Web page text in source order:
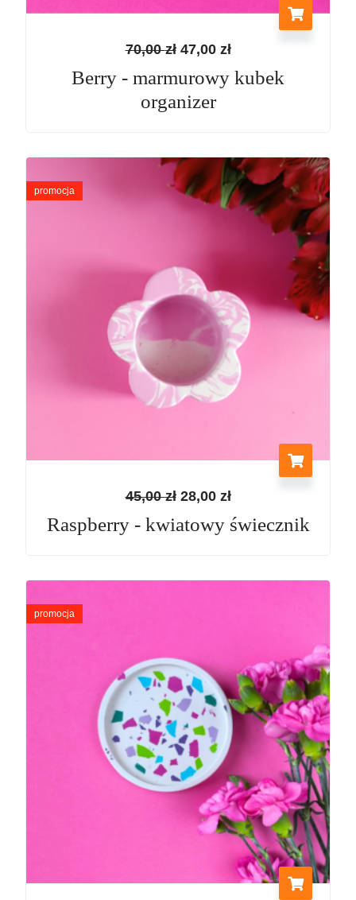
70,00zł 47,00 zł
Berry - marmurowy kubek
organizer
promocja
45,00zł
Pierwotna
cena
wynosiła:
45,00 zł.
28,00 zł
Aktualna
cena
wynosi:
28,00 zł.
Raspberry - kwiatowy świecznik
promocja